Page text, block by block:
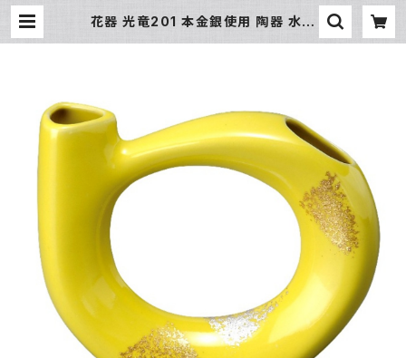
花器 光竜201 本金銀使用 陶器 水盤